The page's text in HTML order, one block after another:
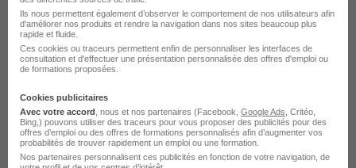
Voir plus
Emploi Agent d'expédition Heyrieux
Emploi Agent d'expédition Condom
Emploi Agent d'expédition Grans
Emploi Agent d'expédition Châteaubourg
Emploi Agent d'expédition Concarneau
Voir toutes les offres Agent d'expédition par ville
Ils nous permettent également d’observer le comportement de nos utilisateurs afin
d'améliorer nos produits et rendre la navigation dans nos sites beaucoup plus
rapide et fluide.
Ces cookies ou traceurs permettent enfin de personnaliser les interfaces de
consultation et d'effectuer une présentation personnalisée des offres d'emploi ou
de formations proposées.
Cookies publicitaires
Avec votre accord , nous et nos partenaires (Facebook, Google Ads , Critéo,
Bing,) pouvons utiliser des traceurs pour vous proposer des publicités pour des
offres d’emploi ou des offres de formations personnalisés afin d’augmenter vos
probabilités de trouver rapidement un emploi ou une formation.
Nos partenaires personnalisent ces publicités en fonction de votre navigation, de